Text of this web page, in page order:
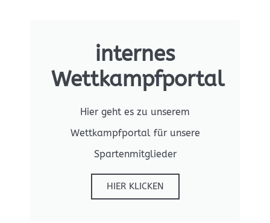
internes
Wettkampfportal
Hier geht es zu unserem
Wettkampfportal für unsere
Spartenmitglieder
HIER KLICKEN